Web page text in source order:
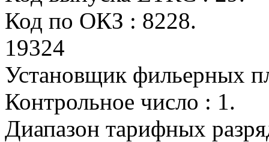
Код по ОКЗ : 8228.
19324
Установщик фильерных
Контрольное число : 1.
Диапазон тарифных